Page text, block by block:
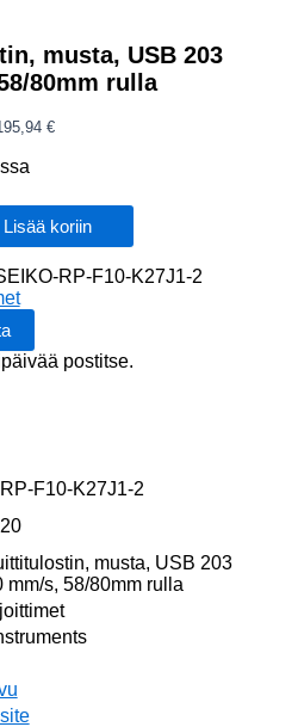
musta, USB 203
80mm rulla
€
Lisää koriin
RP-F10-K27J1-2
postitse.
F10-K27J1-2
musta, USB 203
mm/s, 58/80mm rulla